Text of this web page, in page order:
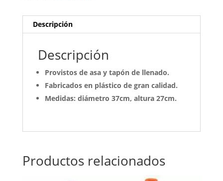
Descripción
Descripción
Provistos de asa y tapón de llenado.
Fabricados en plástico de gran calidad.
Medidas: diámetro 37cm, altura 27cm.
Productos relacionados